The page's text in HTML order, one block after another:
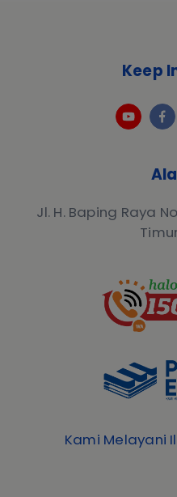
Jl. H. Baping Raya
Keep
Kami Melayani